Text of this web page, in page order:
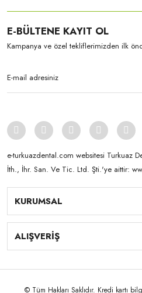
E-BÜLTENE KAYIT OL
Kampanya ve özel tekliflerimizden ilk
e-turkuazdental.com websitesi Turkuaz
İth., İhr. San. Ve Tic. Ltd. Şti.'ye aittir:
KURUMSAL
ALIŞVERİŞ
© Tüm Hakları Saklıdır. Kredi kartı